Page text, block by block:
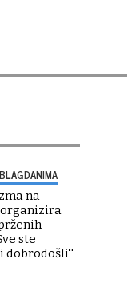
na
organizira
ste
dobrodošli''